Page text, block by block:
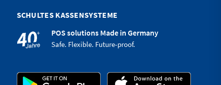
SCHULTES KASSENSYSTEME
POS solutions Made in Germany
Safe. Flexible. Future-proof.